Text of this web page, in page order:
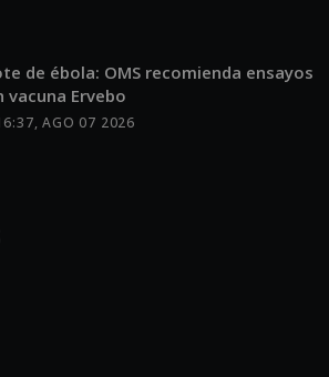
de ébola: OMS recomienda ensayos
vacuna Ervebo
AGO 07 2026